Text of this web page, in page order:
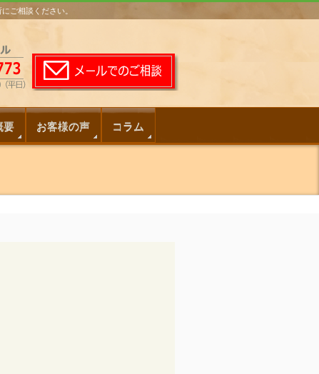
ご相談ください。
要 お客様の声 コラム